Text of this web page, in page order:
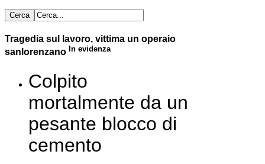
Tragedia sul lavoro, vittima un operaio
sanlorenzano In evidenza
Colpito
mortalmente da un
pesante blocco di
cemento